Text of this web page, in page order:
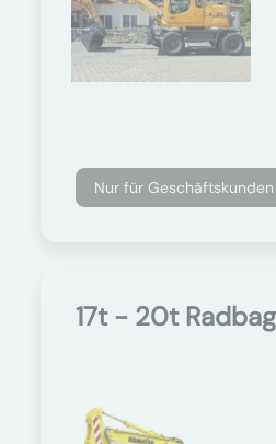
Nur für Geschäftskunden
17t - 20t